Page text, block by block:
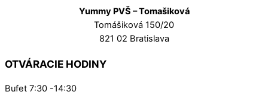
Yummy PVŠ – Tomašiková
Tomášiková 150/20
821 02 Bratislava
OTVÁRACIE HODINY
Bufet 7:30 -14:30